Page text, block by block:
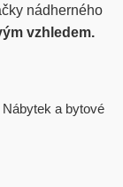
nádherného
vzhledem.
Nábytek a bytové